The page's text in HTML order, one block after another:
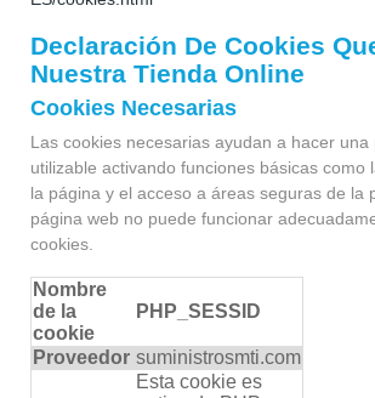
Declaración De Cookies
Nuestra Tienda Online
Cookies Necesarias
Las cookies necesarias ayudan a hacer una
utilizable activando funciones básicas como
la página y el acceso a áreas seguras de la
página web no puede funcionar
cookies.
Nombre
de la
cookie
PHP_SESSID
Proveedor suministrosmti.com
Esta cookie es